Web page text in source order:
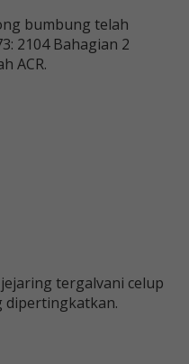
bumbung telah
2104 Bahagian 2
ACR.
tergalvani celup
dipertingkatkan.